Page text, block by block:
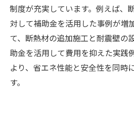
制度が充実しています。例えば、
対して補助金を活用した事例が増
て、断熱材の追加施工と耐震壁の
助金を活用して費用を抑えた実践
より、省エネ性能と安全性を同時
す。